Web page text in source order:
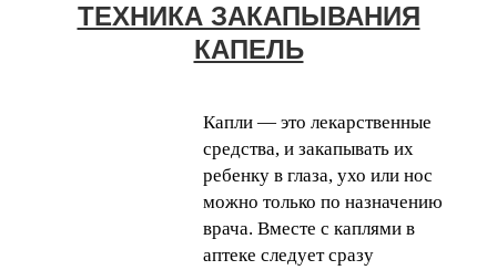
ТЕХНИКА ЗАКАПЫВАНИЯ
КАПЕЛЬ
Капли — это лекарственные
средства, и закапывать их
ребенку в глаза, ухо или нос
можно только по назначению
врача. Вместе с каплями в
аптеке следует сразу